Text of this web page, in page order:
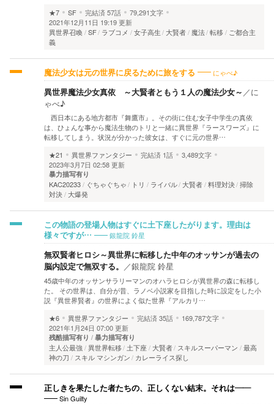
★7
SF 完結済57話
79,291文字
2021年12月11日 19:19 更新
異世界召喚
SF ラブコメ 女子高生 大賢者 魔法 転移
ご都合主
義
魔法少女は元の世界に戻るために旅をする にゃべ♪
異世界魔法少女真依 ～大賢者ともう１人の魔法少女～ ／に
ゃべ♪
西日本にある地方都市『舞鷹市』。その街に住む女子中学生の真依
は、ひょんな事から魔法生物のトリと一緒に異世界『ラースワーズ』に
転移してしまう。状況が分かった彼女は、すぐに元の世界…
★21
異世界ファンタジー 完結済 1話
3,489文字
2023年3月7日 02:58 更新
暴力描写有り
KAC20233 ぐちゃぐちゃ トリ ライバル 大賢者 料理対決 掃除
対決 大爆発
この物語の登場人物はすぐに土下座したがります。理由は
様々ですが…
銀龍院 鈴星
無双賢者ヒロシ～異世界に転移した中年のオッサンが過去の
脳内設定で無双する。 ／銀龍院 鈴星
45歳中年のオッサンサラリーマンのオハラヒロシが異世界の森に転移し
た。 その世界は、自分が昔、ラノベ小説家を目指した時に設定をした小
説『異世界賢者』の世界によく似た世界『アルカリ…
★6
異世界ファンタジー 完結済35話
169,787文字
2021年1月24日 07:00 更新
残酷描写有り 暴力描写有り
主人公最強 異世界転移 土下座 大賢者 スキルスーパーマン
最高
神の刀
スキル マシンガン カレーライス探し
正しきを果たした者たちの、正しくない結末。それは――
Sin Guilty